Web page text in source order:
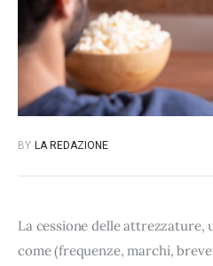
BY LA REDAZIONE
La cessione delle attrezzature,
come (frequenze, marchi,